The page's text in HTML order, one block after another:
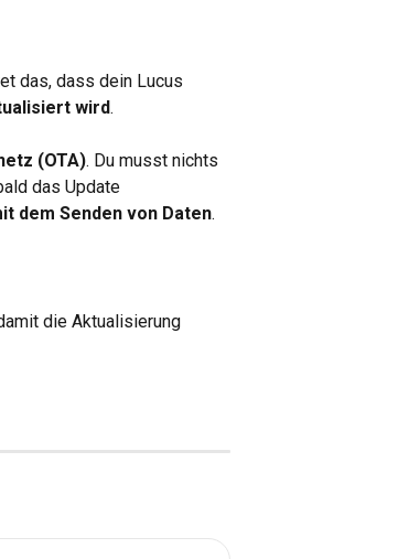
das, dass dein Lucus
wird.
(OTA). Du musst nichts
das Update
dem Senden von Daten.
die Aktualisierung